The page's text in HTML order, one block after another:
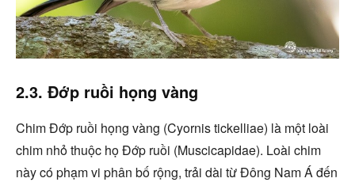
2.3. Đớp ruồi họng vàng
Chim Đớp ruồi họng vàng (Cyornis tickelliae) là một loài
chim nhỏ thuộc họ Đớp ruồi (Muscicapidae). Loài chim
này có phạm vi phân bố rộng, trải dài từ Đông Nam Á đến